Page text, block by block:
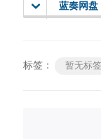
蓝奏网盘
标签： 暂无标签